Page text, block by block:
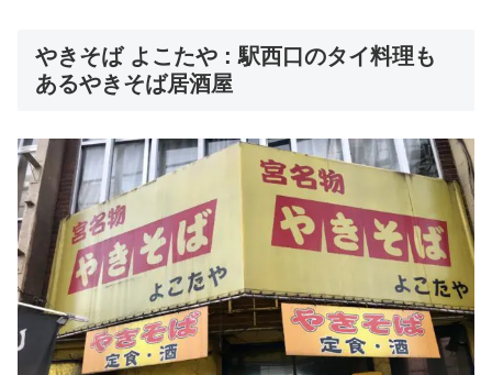
やきそば よこたや : 駅西口のタイ料理も
あるやきそば居酒屋